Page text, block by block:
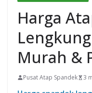
Harga
Murah &
Pusat Atap Spandek 3